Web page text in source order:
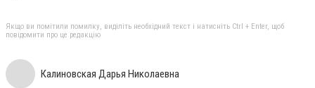
Якщо ви помітили помилку, виділіть необхідний текст і натисніть Ctrl + Enter, щоб
повідомити про це редакцію
Калиновская Дарья Николаевна